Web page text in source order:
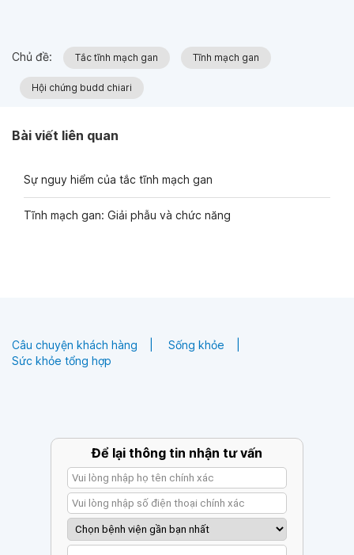
Chủ đề: Tắc tĩnh mạch gan Tĩnh mạch gan
Hội chứng budd chiari
Bài viết liên quan
Sự nguy hiểm của tắc tĩnh mạch gan
Tĩnh mạch gan: Giải phẫu và chức năng
Câu chuyện khách hàng
Sống khỏe
Sức khỏe tổng hợp